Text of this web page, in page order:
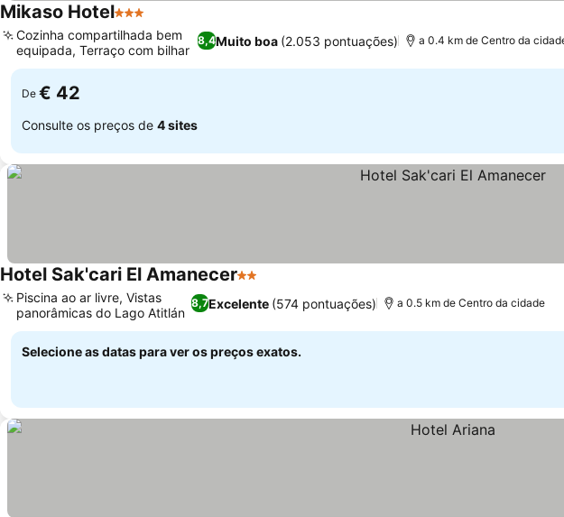
Mikaso Hotel3 Estrelas
8,4Muito boa (2.053 pontuações)
Cozinha compartilhada bem
equipada, Terraço com bilhar
a 0.4 km de Centro da
De € 42
Consulte os preços de 4 sites
Hotel Sak'cari El Amanecer2 Estrelas
8,7Excelente (574 pontuações)
Piscina ao ar livre, Vistas
panorâmicas do Lago Atitlán
a 0.5 km de Centro da cidade
Selecione as datas para ver os preços exatos.